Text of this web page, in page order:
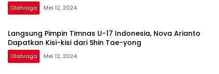
Olahraga Mei 12, 2024
Langsung Pimpin Timnas U-17 Indonesia, Nova Arianto
Dapatkan Kisi-kisi dari Shin Tae-yong
Olahraga Mei 12, 2024